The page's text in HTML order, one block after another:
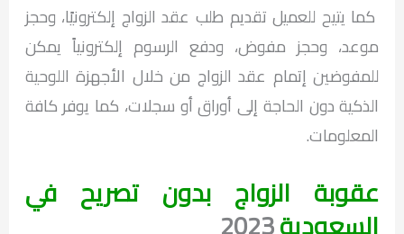
كما يتيح للعميل تقديم طلب عقد الزواج إلكترونيًا، وحجز
موعد، وحجز مفوض، ودفع الرسوم إلكترونياً يمكن
للمفوضين إتمام عقد الزواج من خلال الأجهزة اللوحية
الذكية دون الحاجة إلى أوراق أو سجلات، كما يوفر كافة
المعلومات.
عقوبة الزواج بدون تصريح في